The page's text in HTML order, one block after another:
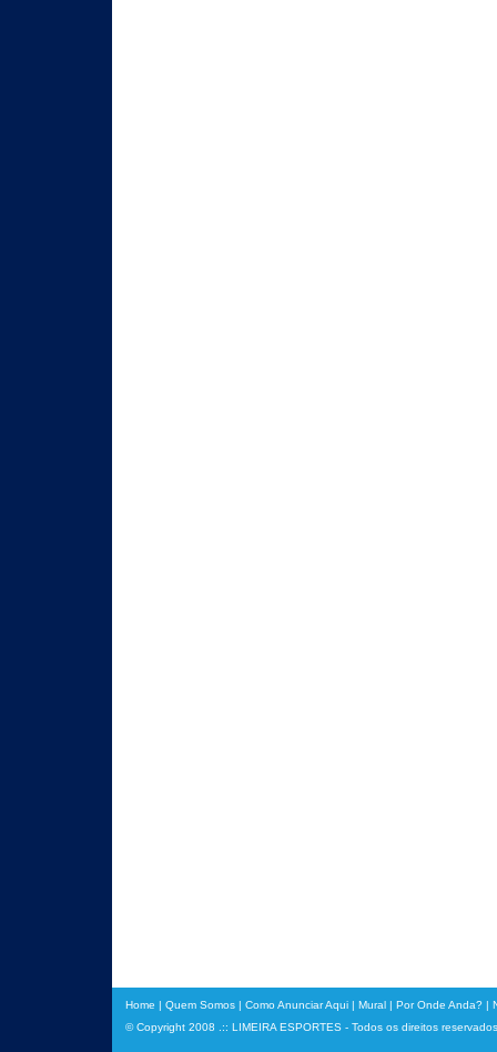
Home | Quem Somos | Como Anunciar Aqui | Mural | Por Onde Anda? |
© Copyright 2008 .:: LIMEIRA ESPORTES - Todos os direitos reservados